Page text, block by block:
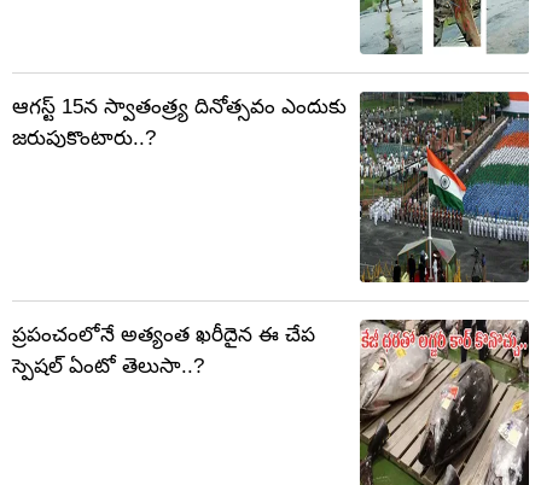
ఆగస్ట్‌ 15న స్వాతంత్ర్య దినోత్సవం ఎందుకు
జరుపుకొంటారు..?
ప్రపంచంలోనే అత్యంత ఖరీదైన ఈ చేప
స్పెషల్ ఏంటో తెలుసా..?